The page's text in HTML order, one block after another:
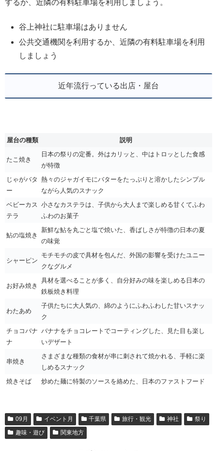
するか、近隣の有料駐車場を利用しましょう。
谷上神社に駐車場はありません
公共交通機関を利用するか、近隣の有料駐車場を利用
しましょう
近年流行っている出店・屋台
屋台の種類 説明
たこ焼き
日本の祭りの定番。外はカリッと、中はトロッとした食感
が特徴
じゃがバタ
ー
熱々のジャガイモにバターをたっぷりと溶かしたシンプル
ながら人気のスナック
ベビーカス
テラ
小さなカステラは、子供から大人まで楽しめる甘くてふわ
ふわのお菓子
鮎の塩焼き
新鮮な鮎を丸ごと塩で焼いた、香ばしさが特徴の日本の夏
の味覚
シャーピン
モチモチの皮で具材を包んだ、外国の影響を受けたユニー
クなグルメ
お好み焼き
具材を選べることが多く、自分好みの味を楽しめる日本の
鉄板焼き料理
わたあめ
子供たちに大人気の、綿のようにふわふわした甘いスナッ
ク
チョコバナ
ナ
バナナをチョコレートでコーティングした、見た目も楽し
いデザート
串焼き
さまざまな種類の食材が串に刺されて焼かれる、手軽に楽
しめるスナック
焼きそば
炒めた麺に特製のソースを絡めた、日本のファストフード
09月 イベント月 千葉県 旅行・観光 神社
祭り
趣味・遊び
関東地方